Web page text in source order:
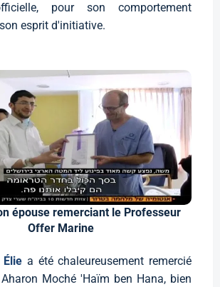
pour son comportement
esprit d'initiative.
épouse remerciant le Professeur
Offer Marine
Élie a été chaleureusement remercié
Moché 'Haïm ben Hana, bien